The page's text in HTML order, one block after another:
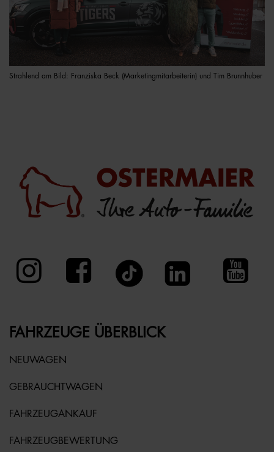
Strahlend am Bild: Franziska Beck (Marketingmitarbeiterin) und Tim Brunnhuber
FAHRZEUGE ÜBERBLICK
NEUWAGEN
GEBRAUCHTWAGEN
FAHRZEUGANKAUF
FAHRZEUGBEWERTUNG